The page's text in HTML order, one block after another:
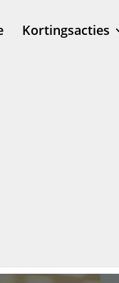
Kortingsacties